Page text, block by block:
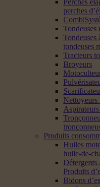
Perches
perches
Tondeuses
tondeuses
Tracteurs
Broyeurs
Nettoyeurs
Produits
Huiles
huile-de-
Détergents
Produits
Bidons